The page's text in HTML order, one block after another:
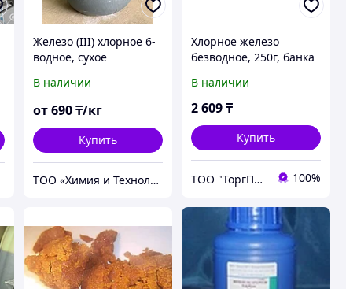
Железо (III) хлорное 6-
водное, сухое
В наличии
от 690 ₸/кг
Купить
ТОО «Химия и Технология»
Хлорное железо
безводное, 250г, банка
В наличии
2 609₸
Купить
ТОО "ТоргПром" 100%